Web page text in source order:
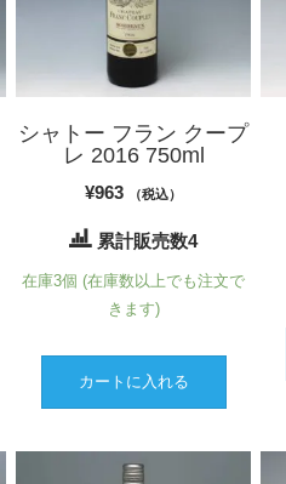
シャトー フラン クープ
レ 2016 750ml
¥963 （税込）
累計販売数4
在庫3個 (在庫数以上でも注文で
きます)
カートに入れる